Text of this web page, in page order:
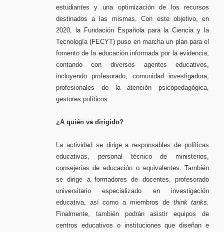
estudiantes y una optimización de los recursos
destinados a las mismas. Con este objetivo, en
2020, la Fundación Española para la Ciencia y la
Tecnología (FECYT) puso en marcha un plan para el
fomento de la educación informada por la evidencia,
contando con diversos agentes educativos,
incluyendo profesorado, comunidad investigadora,
profesionales de la atención psicopedagógica,
gestores políticos.
¿A quién va dirigido?
La actividad se dirige a responsables de políticas
educativas, personal técnico de ministerios,
consejerías de educación o equivalentes. También
se dirige a formadores de docentes, profesorado
universitario especializado en investigación
educativa, así como a miembros de think tanks.
Finalmente, también podrán asistir equipos de
centros educativos o instituciones que diseñan e